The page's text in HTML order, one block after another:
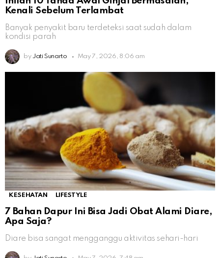
Kenali Sebelum Terlambat
Banyak penyakit baru terdeteksi saat sudah dalam
kondisi parah
by Jati Sunarto May 7, 2026, 8:06 am
KESEHATAN LIFESTYLE
7 Bahan Dapur Ini Bisa Jadi Obat Alami Diare,
Apa Saja?
Diare bisa sangat mengganggu aktivitas sehari-hari